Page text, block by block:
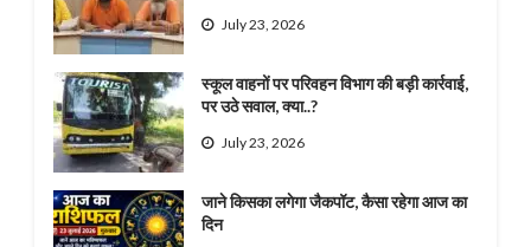
July 23, 2026
स्कूल वाहनों पर परिवहन विभाग की बड़ी कार्रवाई,
पर उठे सवाल, क्या..?
July 23, 2026
जाने किसका लगेगा जैकपॉट, कैसा रहेगा आज का
दिन